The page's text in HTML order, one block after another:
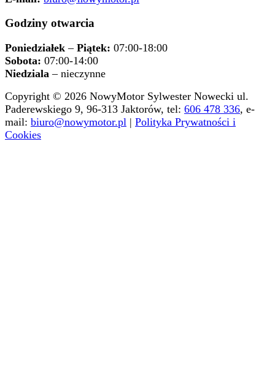
Godziny otwarcia
Poniedziałek – Piątek: 07:00-18:00
Sobota: 07:00-14:00
Niedziala – nieczynne
Copyright © 2026 NowyMotor Sylwester Nowecki ul.
Paderewskiego 9, 96-313 Jaktorów, tel: 606 478 336, e-
mail: biuro@nowymotor.pl | Polityka Prywatności i
Cookies